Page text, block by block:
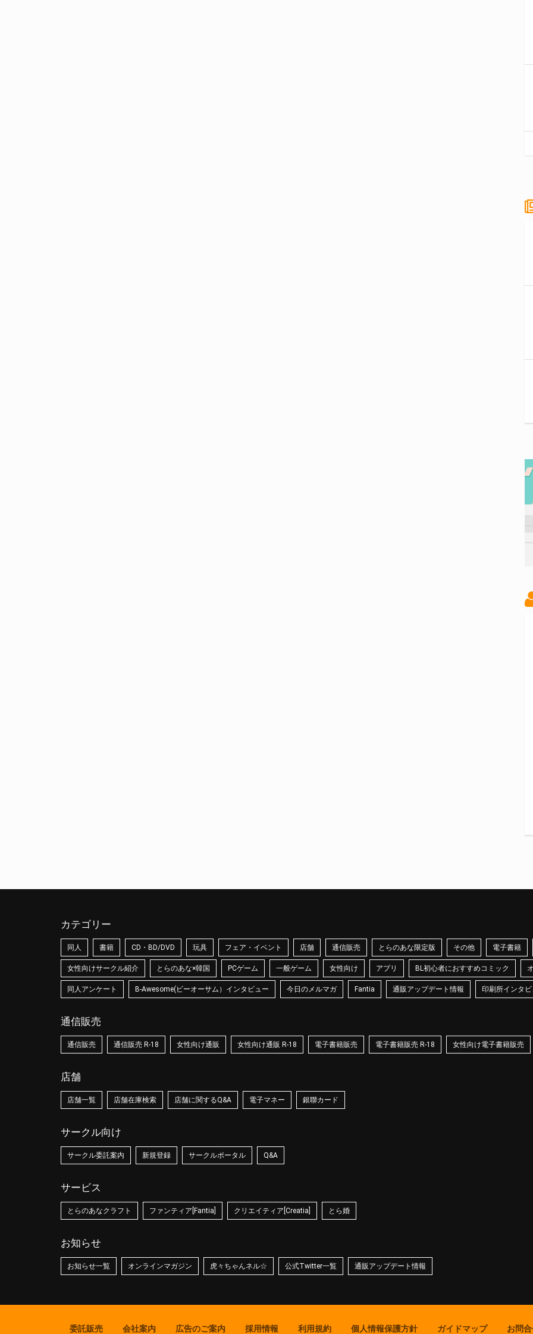
カテゴリー
同人 書籍 CD・BD/DVD 玩具 フェア・イベント 店舗 通信販売 とらのあな限定版 その他 電子書籍
女性向けサークル紹介 とらのあな×韓国 PCゲーム 一般ゲーム 女性向け アプリ BL初心者におすすめコミック
同人アンケート B-Awesome(ビーオーサム）インタビュー 今日のメルマガ Fantia 通販アップデート情報 印刷所インタ
通信販売
通信販売 通信販売 R-18 女性向け通販 女性向け通販 R-18 電子書籍販売 電子書籍販売 R-18 女性向け電子書籍販売
店舗
店舗一覧 店舗在庫検索 店舗に関するQ&A 電子マネー 銀聯カード
サークル向け
サークル委託案内 新規登録 サークルポータル Q&A
サービス
とらのあなクラフト ファンティア[Fantia] クリエイティア[Creatia] とら婚
お知らせ
お知らせ一覧 オンラインマガジン 虎々ちゃんネル☆ 公式Twitter一覧 通販アップデート情報
委託販売 会社案内 広告のご案内 採用情報 利用規約 個人情報保護方針 ガイドマップ お問